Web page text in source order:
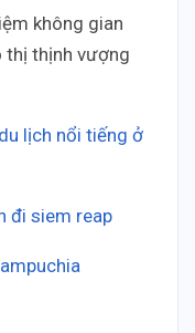
không gian
thị thịnh vượng
lịch nổi tiếng ở
đi siem reap